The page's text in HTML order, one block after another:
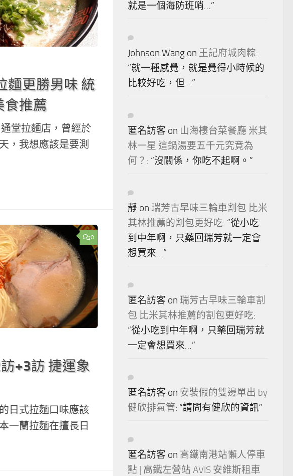
麵更勝男味 統
食推薦
堂拉麵店，曾經於
，我想應該是要測
0
+3訪 捷運象
日式拉麵口味應該
一蘭拉麵在擅長日
就是一個海防班哨…”
Johnson.Wang on 王記府城肉粽:
“就一種感覺，就是覺得小時候的
比較好吃，但…”
匿名訪客 on 山海樓台菜餐廳 米其
林一星 這鍋湯要五千元究竟為
何？ : “沒關係，你吃不起啊。 ”
靜 on 瑞芳古早味三輪車割包 比米
其林推薦的割包更好吃: “從小吃
到中年啊，只藥回瑞芳就一定會
想買來…”
匿名訪客 on 瑞芳古早味三輪車割
包 比米其林推薦的割包更好吃:
“從小吃到中年啊，只藥回瑞芳就
一定會想買來…”
匿名訪客 on 安裝假的雙邊單出 by
健欣排氣管: “請問有健欣的資訊”
匿名訪客 on 高鐵南港站懶人停車
點 | 高鐵左營站 AVIS 安維斯租車